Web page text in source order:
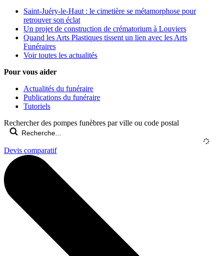
Saint-Juéry-le-Haut : le cimetière se métamorphose pour
retrouver son éclat
Un projet de construction de crématorium à Louviers
Quand les Arts Plastiques tissent un lien avec les Arts
Funéraires
Voir toutes les actualités
Pour vous aider
Actualités du funéraire
Publications du funéraire
Tutoriels
Rechercher des pompes funèbres par ville ou code postal
Devis comparatif